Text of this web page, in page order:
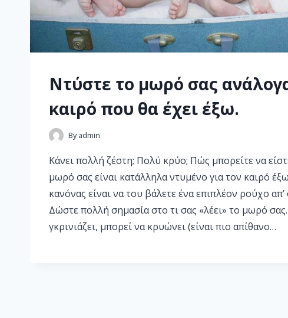
Ντύστε το μωρό σας
καιρό που θα έχει έξω.
By admin
Κάνει πολλή ζέστη; Πολύ κρύο; Πώς μπορείτε να
μωρό σας είναι κατάλληλα ντυμένο για τον καιρό
κανόνας είναι να του βάλετε ένα επιπλέον ρούχο απ’
Δώστε πολλή σημασία στο τι σας «λέει» το μωρό σας.
γκρινιάζει, μπορεί να κρυώνει (είναι πιο απίθανο…